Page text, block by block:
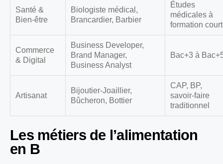
Santé &
Bien-être
Biologiste médical,
Brancardier, Barbier
Études
médicales à
formation
Commerce
& Digital
Business Developer,
Brand Manager,
Business Analyst
Bac+3 à
Artisanat
Bijoutier-Joaillier,
Bûcheron, Bottier
CAP, BP,
savoir-faire
traditionnel
Les métiers de l’alimentation
en B